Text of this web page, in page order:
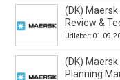
(DK)
Review &
Udløber:
(DK)
Planning